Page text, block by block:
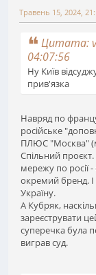
Травень 15, 2024,
Цитата:
04:07:56
Ну Київ
прив'язка
Навряд по
російське
ПЛЮС "Москва"
Спільний
мережу по росії
окремий бренд. І
Україну.
А Кубряк,
зареєструвати
суперечка була
виграв суд.